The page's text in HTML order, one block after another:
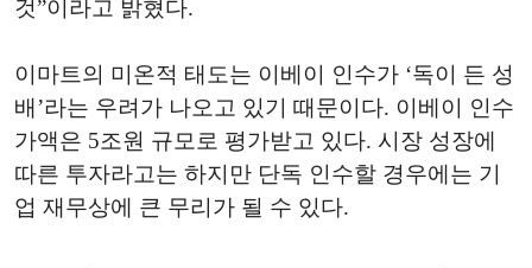
것”이라고 밝혔다.
이마트의 미온적 태도는 이베이 인수가 ‘독이 든 성
배’라는 우려가 나오고 있기 때문이다. 이베이 인수
가액은 5조원 규모로 평가받고 있다. 시장 성장에
따른 투자라고는 하지만 단독 인수할 경우에는 기
업 재무상에 큰 무리가 될 수 있다.